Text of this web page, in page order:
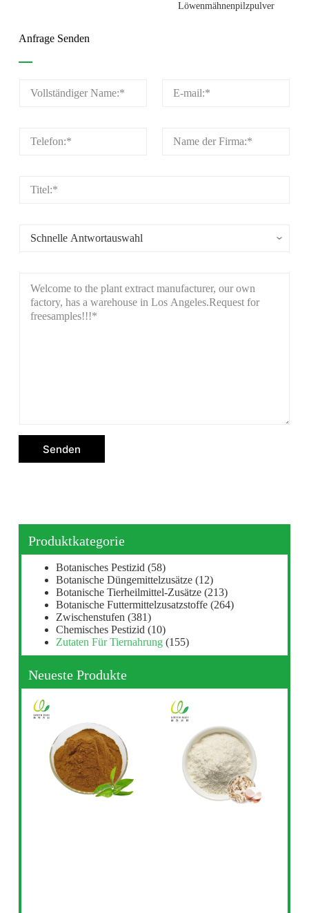
Löwenmähnenpilzpulver
Anfrage Senden
Senden
Produktkategorie
Botanisches Pestizid (58)
Botanische Düngemittelzusätze (12)
Botanische Tierheilmittel-Zusätze (213)
Botanische Futtermittelzusatzstoffe (264)
Zwischenstufen (381)
Chemisches Pestizid (10)
Zutaten Für Tiernahrung (155)
Neueste Produkte